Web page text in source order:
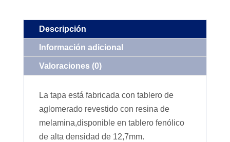
Descripción
Información adicional
Valoraciones (0)
La tapa está fabricada con tablero de
aglomerado revestido con resina de
melamina,disponible en tablero fenólico
de alta densidad de 12,7mm.